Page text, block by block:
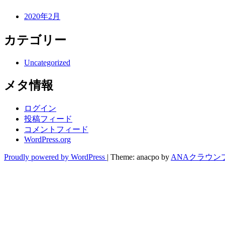
2020年2月
カテゴリー
Uncategorized
メタ情報
ログイン
投稿フィード
コメントフィード
WordPress.org
Proudly powered by WordPress | Theme: anacpo by ANAクラウン